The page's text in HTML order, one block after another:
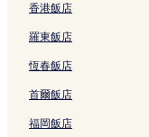
香港飯店
羅東飯店
恆春飯店
首爾飯店
福岡飯店